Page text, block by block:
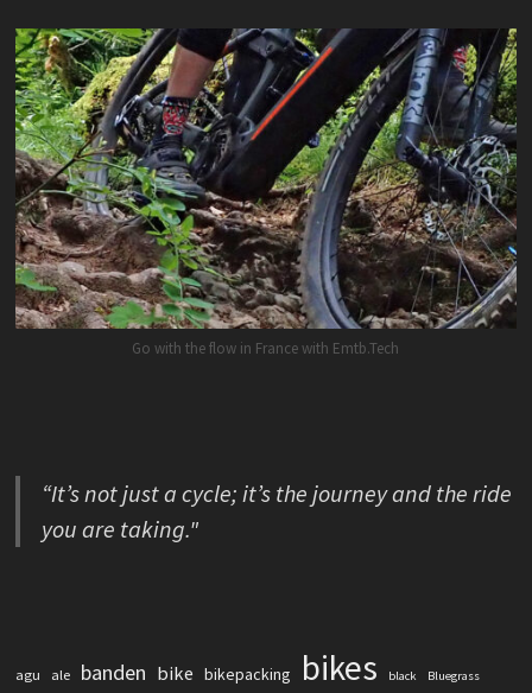
Go with the flow in France with Emtb.Tech
“It’s not just a cycle; it’s the journey and the ride
you are taking."
agu ale banden bike bikepacking bikes black Bluegrass